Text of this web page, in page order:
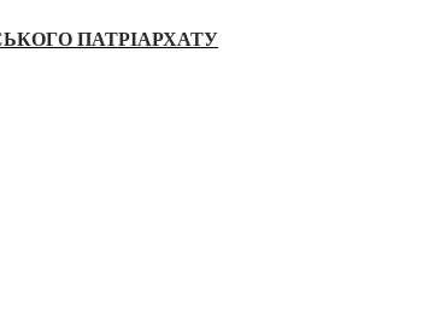
ПАТРІАРХАТУ